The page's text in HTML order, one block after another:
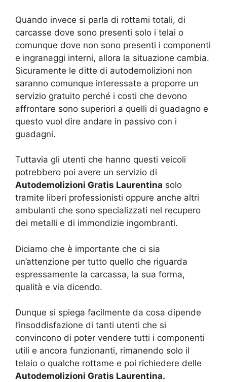
Quando invece si parla di rottami totali, di
carcasse dove sono presenti solo i telai o
comunque dove non sono presenti i componenti
e ingranaggi interni, allora la situazione cambia.
Sicuramente le ditte di autodemolizioni non
saranno comunque interessate a proporre un
servizio gratuito perché i costi che devono
affrontare sono superiori a quelli di guadagno e
questo vuol dire andare in passivo con i
guadagni.
Tuttavia gli utenti che hanno questi veicoli
potrebbero poi avere un servizio di
Autodemolizioni Gratis Laurentina solo
tramite liberi professionisti oppure anche altri
ambulanti che sono specializzati nel recupero
dei metalli e di immondizie ingombranti.
Diciamo che è importante che ci sia
un’attenzione per tutto quello che riguarda
espressamente la carcassa, la sua forma,
qualità e via dicendo.
Dunque si spiega facilmente da cosa dipende
l’insoddisfazione di tanti utenti che si
convincono di poter vendere tutti i componenti
utili e ancora funzionanti, rimanendo solo il
telaio o qualche rottame e poi richiedere delle
Autodemolizioni Gratis Laurentina.